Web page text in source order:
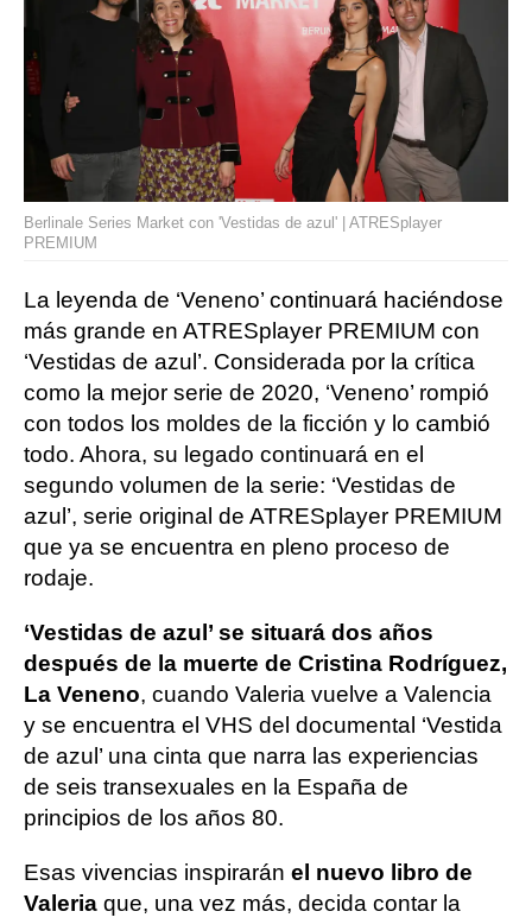
Berlinale Series Market con 'Vestidas de azul' | ATRESplayer
PREMIUM
La leyenda de ‘Veneno’ continuará haciéndose
más grande en ATRESplayer PREMIUM con
‘Vestidas de azul’. Considerada por la crítica
como la mejor serie de 2020, ‘Veneno’ rompió
con todos los moldes de la ficción y lo cambió
todo. Ahora, su legado continuará en el
segundo volumen de la serie: ‘Vestidas de
azul’, serie original de ATRESplayer PREMIUM
que ya se encuentra en pleno proceso de
rodaje.
‘Vestidas de azul’ se situará dos años
después de la muerte de Cristina Rodríguez,
La Veneno, cuando Valeria vuelve a Valencia
y se encuentra el VHS del documental ‘Vestida
de azul’ una cinta que narra las experiencias
de seis transexuales en la España de
principios de los años 80.
Esas vivencias inspirarán el nuevo libro de
Valeria que, una vez más, decida contar la